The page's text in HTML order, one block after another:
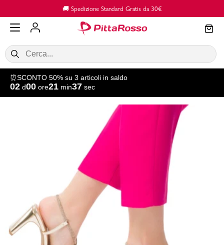
Vai al contenuto principale 🔙 Reso GRATUITO in
Uomo
⏰SCONTO 50% su 3 articoli in saldo
02 d00 ore21 min37 sec